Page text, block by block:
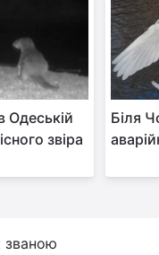
Одеській
звіра
Біля
званою